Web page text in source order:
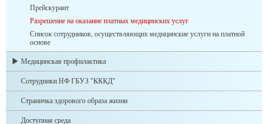
Прейскурант
Разрешение на оказание платных медицинских услуг
Список сотрудников, осуществляющих медицинские услуги на платной
основе
Медицинская профилактика
Сотрудники НФ ГБУЗ "КККД"
Страничка здорового образа жизни
Доступная среда